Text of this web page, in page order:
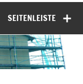
SEITENLEISTE